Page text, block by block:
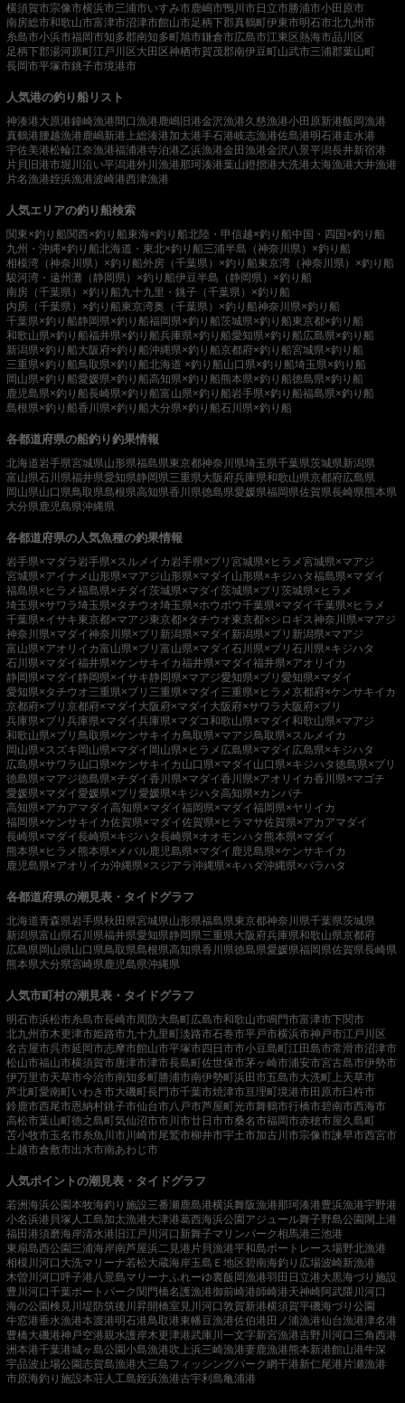
横須賀市宗像市横浜市三浦市いすみ市鹿嶋市鴨川市日立市勝浦市小田原市
南房総市和歌山市富津市沼津市館山市足柄下郡真鶴町伊東市明石市北九州市
糸島市小浜市福岡市知多郡南知多町旭市鎌倉市広島市江東区熱海市品川区
足柄下郡湯河原町江戸川区大田区神栖市賀茂郡南伊豆町山武市三浦郡葉山町
長岡市平塚市銚子市境港市
人気港の釣り船リスト
神湊港大原港鐘崎漁港間口漁港 鹿嶋旧港金沢漁港久慈漁港小田原新港飯岡漁港
真鶴港腰越漁港 鹿嶋新港 上総湊港加太港手石港岐志漁港佐島港明石港走水港
宇佐美港松輪江奈漁港福浦港寺泊港乙浜漁港金田漁港金沢八景平潟長井新宿港
片貝旧港市堀川沿い平潟港外川漁港那珂湊港葉山鐙摺港大洗港太海漁港大井漁港
片名漁港姪浜漁港波崎港西津漁港
人気エリアの釣り船検索
関東×釣り船関西×釣り船東海×釣り船北陸・甲信越×釣り船中国・四国×釣り船
九州・沖縄×釣り船北海道・東北×釣り船三浦半島（神奈川県）×釣り船
相模湾（神奈川県）×釣り船外房（千葉県）×釣り船東京湾（神奈川県）×釣り船
駿河湾・遠州灘（静岡県）×釣り船伊豆半島（静岡県）×釣り船
南房（千葉県）×釣り船九十九里・銚子（千葉県）×釣り船
内房（千葉県）×釣り船東京湾奥（千葉県）×釣り船神奈川県×釣り船
千葉県×釣り船静岡県×釣り船福岡県×釣り船茨城県×釣り船東京都×釣り船
和歌山県×釣り船福井県×釣り船兵庫県×釣り船愛知県×釣り船広島県×釣り船
新潟県×釣り船大阪府×釣り船沖縄県×釣り船京都府×釣り船宮城県×釣り船
三重県×釣り船鳥取県×釣り船北海道 ×釣り船山口県×釣り船埼玉県×釣り船
岡山県×釣り船愛媛県×釣り船高知県×釣り船熊本県×釣り船徳島県×釣り船
鹿児島県×釣り船長崎県×釣り船富山県×釣り船岩手県×釣り船福島県×釣り船
島根県×釣り船香川県×釣り船大分県×釣り船石川県×釣り船
各都道府県の船釣り釣果情報
北海道岩手県宮城県山形県福島県東京都神奈川県埼玉県千葉県茨城県新潟県
富山県石川県福井県愛知県静岡県三重県大阪府兵庫県和歌山県京都府広島県
岡山県山口県鳥取県島根県高知県香川県徳島県愛媛県福岡県佐賀県長崎県熊本県
大分県 鹿児島県沖縄県
各都道府県の人気魚種の釣果情報
岩手県×マダラ 岩手県×スルメイカ 岩手県×ブリ 宮城県×ヒラメ宮城県×マアジ
宮城県×アイナメ 山形県×マアジ山形県×マダイ 山形県×キジハタ福島県×マダイ
福島県×ヒラメ福島県×チダイ茨城県×マダイ茨城県×ブリ 茨城県×ヒラメ
埼玉県×サワラ埼玉県×タチウオ埼玉県×ホウボウ千葉県×マダイ千葉県×ヒラメ
千葉県×イサキ東京都×マアジ東京都×タチウオ東京都×シロギス神奈川県×マアジ
神奈川県×マダイ神奈川県×ブリ 新潟県×マダイ 新潟県×ブリ 新潟県×マアジ
富山県×アオリイカ富山県×ブリ 富山県×マダイ石川県×ブリ 石川県×キジハタ
石川県×マダイ福井県×ケンサキイカ福井県×マダイ福井県×アオリイカ
静岡県×マダイ静岡県×イサキ静岡県×マアジ愛知県×ブリ 愛知県×マダイ
愛知県×タチウオ三重県×ブリ 三重県×マダイ 三重県×ヒラメ京都府×ケンサキイカ
京都府×ブリ 京都府×マダイ 大阪府×マダイ 大阪府×サワラ 大阪府×ブリ
兵庫県×ブリ 兵庫県×マダイ兵庫県×マダコ和歌山県×マダイ和歌山県×マアジ
和歌山県×ブリ 鳥取県×ケンサキイカ 鳥取県×マアジ鳥取県×スルメイカ
岡山県×スズキ岡山県×マダイ 岡山県×ヒラメ 広島県×マダイ 広島県×キジハタ
広島県×サワラ 山口県×ケンサキイカ 山口県×マダイ 山口県×キジハタ徳島県×ブリ
徳島県×マアジ徳島県×チダイ香川県×マダイ香川県×アオリイカ香川県×マゴチ
愛媛県×マダイ愛媛県×ブリ 愛媛県×キジハタ高知県×カンパチ
高知県×アカアマダイ高知県×マダイ福岡県×マダイ福岡県×ヤリイカ
福岡県×ケンサキイカ佐賀県×マダイ佐賀県×ヒラマサ佐賀県×アカアマダイ
長崎県×マダイ長崎県×キジハタ長崎県×オオモンハタ 熊本県×マダイ
熊本県×ヒラメ 熊本県×メバル鹿児島県×マダイ 鹿児島県×ケンサキイカ
鹿児島県×アオリイカ沖縄県×スジアラ沖縄県×キハダ沖縄県×バラハタ
各都道府県の潮見表・タイドグラフ
北海道青森県岩手県秋田県宮城県山形県福島県東京都神奈川県千葉県茨城県
新潟県富山県石川県福井県愛知県静岡県三重県大阪府兵庫県和歌山県京都府
広島県岡山県山口県鳥取県島根県高知県香川県徳島県愛媛県福岡県佐賀県長崎県
熊本県大分県宮崎県 鹿児島県沖縄県
人気市町村の潮見表・タイドグラフ
明石市浜松市糸島市長崎市周防大島町広島市和歌山市鳴門市富津市下関市
北九州市木更津市姫路市九十九里町淡路市石巻市平戸市横浜市神戸市江戸川区
名古屋市呉市延岡市志摩市館山市平塚市四日市市小豆島町江田島市常滑市沼津市
松山市福山市横須賀市唐津市津市長島町佐世保市茅ヶ崎市浦安市宮古島市伊勢市
伊万里市天草市今治市南知多町勝浦市南伊勢町浜田市五島市大洗町 上天草市
芦北町愛南町いわき市大磯町長門市千葉市焼津市亘理町境港市田原市臼杵市
鈴鹿市西尾市恩納村銚子市仙台市八戸市芦屋町光市舞鶴市行橋市碧南市西海市
高松市葉山町徳之島町気仙沼市市川市廿日市市桑名市福岡市赤穂市屋久島町
苫小牧市玉名市糸魚川市 川崎市尾鷲市柳井市宇土市加古川市宗像市諫早市西宮市
上越市倉敷市出水市南あわじ市
人気ポイントの潮見表・タイドグラフ
若洲海浜公園本牧海釣り施設三番瀬 鹿島港横浜舞阪漁港那珂湊港豊浜漁港宇野港
小名浜港 貝塚人工島加太漁港大津港葛西海浜公園アジュール舞子野島公園閖上港
福田港須磨海岸清水港 旧江戸川河口 新舞子マリンパーク相馬港三池港
東扇島西公園三浦海岸南芦屋浜二見港 片貝漁港平和島ボートレース場野北漁港
相模川河口 大洗マリーナ若松大蔵海岸玉島Ｅ地区碧南海釣り広場波崎新漁港
木曽川河口呼子港 八景島マリーナふれーゆ裏飯岡漁港羽田 日立港大黒海づり施設
豊川河口千葉ポートパーク関門橋名護漁港御前崎港師崎港天神崎阿武隈川河口
海の公園検見川堤防筑後川昇開橋室見川河口敦賀新港横須賀平磯海づり公園
牛窓港垂水漁港本渡港明石港鳥取港東幡豆漁港佐伯港田ノ浦漁港仙台漁港津名港
豊橋大磯港神戸空港親水護岸木更津港武庫川一文字新宮漁港吉野川河口 三角西港
洲本港千葉港城ヶ島公園小島漁港吹上浜三崎漁港妻鹿漁港熊本新港館山港牛深
宇品波止場公園志賀島漁港大三島フィッシングパーク網干港新仁尾港 片瀬漁港
市原海釣り施設本荘人工島姪浜漁港古宇利島亀浦港